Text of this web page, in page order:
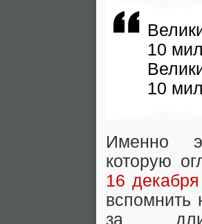
10
10
Именно
которую
16
за